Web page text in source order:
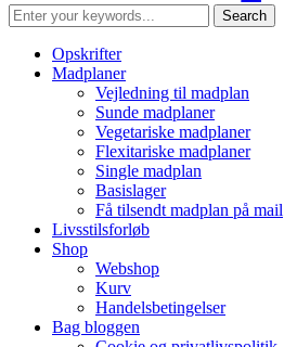
Opskrifter
Madplaner
Vejledning til madplan
Sunde madplaner
Vegetariske madplaner
Flexitariske madplaner
Single madplan
Basislager
Få tilsendt madplan på mail
Livsstilsforløb
Shop
Webshop
Kurv
Handelsbetingelser
Bag bloggen